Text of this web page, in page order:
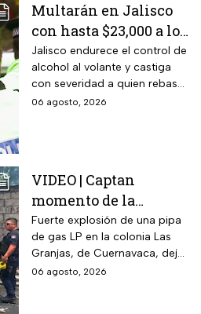
Multarán en Jalisco
con hasta $23,000 a los
conductores que
superen este límite en
la prueba de
alcoholemia
Jalisco endurece el control de
alcohol al volante y castiga
con severidad a quien rebase
el nuevo límite de sangre o
06 agosto, 2026
VIDEO | Captan
momento de la
explosión de pipa de
gas en Cuernavaca:
¡Imágenes sensibles!
Fuerte explosión de una pipa
de gas LP en la colonia Las
Granjas, de Cuernavaca, dejó
21 heridos y causó pánico
06 agosto, 2026